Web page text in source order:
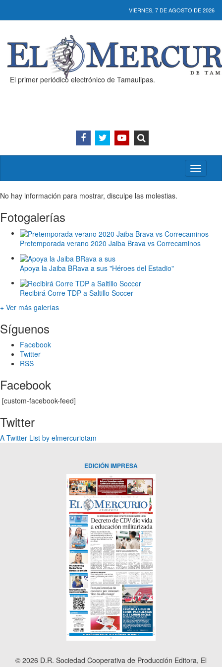
VIERNES, 7 DE AGOSTO DE 2026
El primer periódico electrónico de Tamaulipas.
Activar/
menú
No hay información para mostrar, disculpe las molestias.
Fotogalerías
Pretemporada verano 2020 Jaiba Brava vs Correcaminos
Apoya la Jaiba BRava a sus "Héroes del Estadio"
Recibirá Corre TDP a Saltillo Soccer
+ Ver más galerías
Síguenos
Facebook
Twitter
RSS
Facebook
[custom-facebook-feed]
Twitter
A Twitter List by elmercuriotam
EDICIÓN IMPRESA
© 2026 D.R. Sociedad Cooperativa de Producción Editora, El